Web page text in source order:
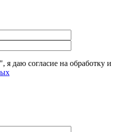
даю согласие на обработку и